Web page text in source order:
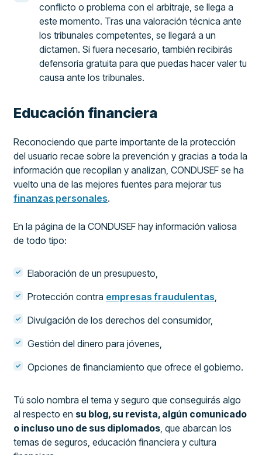
conflicto o problema con el arbitraje, se llega a
este momento. Tras una valoración técnica ante
los tribunales competentes, se llegará a un
dictamen. Si fuera necesario, también recibirás
defensoría gratuita para que puedas hacer valer tu
causa ante los tribunales.
Educación financiera
Reconociendo que parte importante de la protección
del usuario recae sobre la prevención y gracias a toda la
información que recopilan y analizan, CONDUSEF se ha
vuelto una de las mejores fuentes para mejorar tus
finanzas personales.
En la página de la CONDUSEF hay información valiosa
de todo tipo:
Elaboración de un presupuesto,
Protección contra empresas fraudulentas,
Divulgación de los derechos del consumidor,
Gestión del dinero para jóvenes,
Opciones de financiamiento que ofrece el gobierno.
Tú solo nombra el tema y seguro que conseguirás algo
al respecto en su blog, su revista, algún comunicado
o incluso uno de sus diplomados, que abarcan los
temas de seguros, educación financiera y cultura